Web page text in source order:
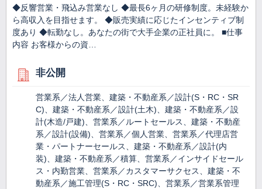
◆反響営業・飛込み営業なし ◆最長6ヶ月の研修制度。未経験か
ら高収入を目指せます。 ◆販売実績に応じたインセンティブ制
度あり ◆転勤なし。あなたの街で大手企業の正社員に。 ■仕事
内容 お客様からの資…
非公開
営業系／法人営業、建築・不動産系／設計(S・RC・SR
C)、建築・不動産系／設計(土木)、建築・不動産系／設
計(木造/戸建)、営業系／ルートセールス、建築・不動産
系／設計(設備)、営業系／個人営業、営業系／代理店営
業・パートナーセールス、建築・不動産系／設計(内
装)、建築・不動産系／積算、営業系／インサイドセール
ス・内勤営業、営業系／カスタマーサクセス、建築・不
動産系／施工管理(S・RC・SRC)、営業系／営業系管理